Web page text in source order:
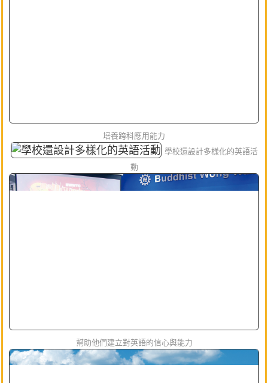
培養跨科應用能力
學校還設計多樣化的英語活
動
幫助他們建立對英語的信心與能力